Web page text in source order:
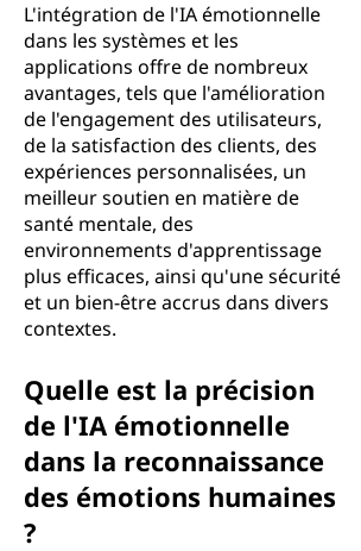
L'intégration de l'IA émotionnelle
dans les systèmes et les
applications offre de nombreux
avantages, tels que l'amélioration
de l'engagement des utilisateurs,
de la satisfaction des clients, des
expériences personnalisées, un
meilleur soutien en matière de
santé mentale, des
environnements d'apprentissage
plus efficaces, ainsi qu'une sécurité
et un bien-être accrus dans divers
contextes.
Quelle est la précision
de l'IA émotionnelle
dans la reconnaissance
des émotions humaines
?